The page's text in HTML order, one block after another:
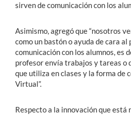
sirven de comunicación con los
Asimismo, agregó que “nosotros
como un bastón o ayuda de cara al
comunicación con los alumnos, es
profesor envía trabajos y tareas o
que utiliza en clases y la forma de
Virtual”.
Respecto a la innovación que está